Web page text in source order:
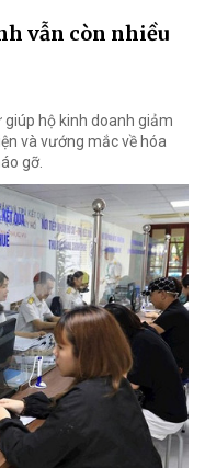
vẫn còn nhiều
hộ kinh doanh giảm
và vướng mắc về hóa
gỡ.